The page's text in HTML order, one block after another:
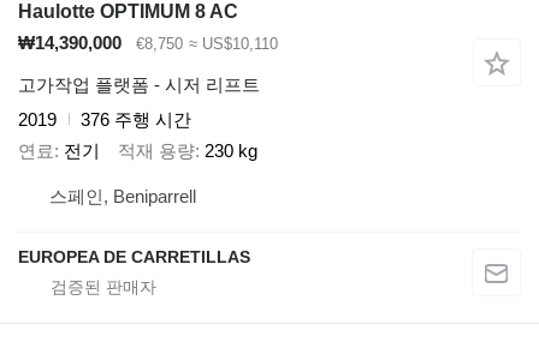
Haulotte OPTIMUM 8 AC
₩14,390,000
€8,750 ≈ US$10,110
고가작업 플랫폼 - 시저 리프트
2019
376 주행 시간
연료
전기 적재 용량 230 kg
스페인, Beniparrell
EUROPEA DE CARRETILLAS